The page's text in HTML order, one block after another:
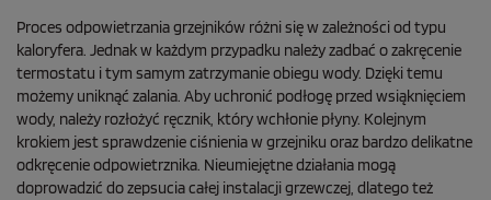
Proces odpowietrzania grzejników różni się w zależności od typu
kaloryfera. Jednak w każdym przypadku należy zadbać o zakręcenie
termostatu i tym samym zatrzymanie obiegu wody. Dzięki temu
możemy uniknąć zalania. Aby uchronić podłogę przed wsiąknięciem
wody, należy rozłożyć ręcznik, który wchłonie płyny. Kolejnym
krokiem jest sprawdzenie ciśnienia w grzejniku oraz bardzo delikatne
odkręcenie odpowietrznika. Nieumiejętne działania mogą
doprowadzić do zepsucia całej instalacji grzewczej, dlatego też